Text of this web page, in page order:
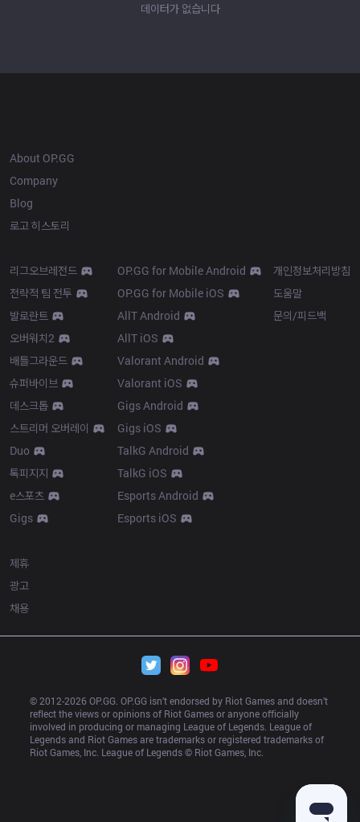
데이터가 없습니다
About OP.GG
Company
Blog
로고 히스토리
리그오브레전드
전략적 팀 전투
발로란트
오버워치2
배틀그라운드
슈퍼바이브
데스크톱
스트리머 오버레이
Duo
톡피지지
e스포츠
Gigs
OP.GG for Mobile Android
OP.GG for Mobile iOS
AllT Android
AllT iOS
Valorant Android
Valorant iOS
Gigs Android
Gigs iOS
TalkG Android
TalkG iOS
Esports Android
Esports iOS
개인정보처리방침
도움말
문의/피드백
제휴
광고
채용
© 2012-2026 OP.GG. OP.GG isn’t endorsed by Riot Games and doesn’t
reflect the views or opinions of Riot Games or anyone officially
involved in producing or managing League of Legends. League of
Legends and Riot Games are trademarks or registered trademarks of
Riot Games, Inc. League of Legends © Riot Games, Inc.